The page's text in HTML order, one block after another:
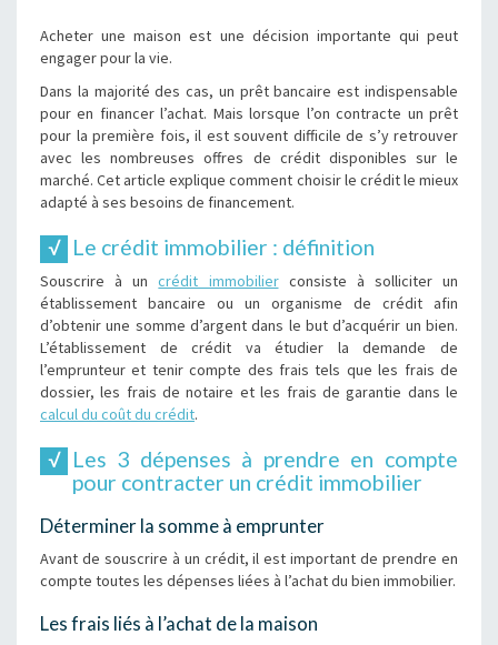
Acheter une maison est une décision importante qui peut
engager pour la vie.
Dans la majorité des cas, un prêt bancaire est indispensable
pour en financer l’achat. Mais lorsque l’on contracte un prêt
pour la première fois, il est souvent difficile de s’y retrouver
avec les nombreuses offres de crédit disponibles sur le
marché. Cet article explique comment choisir le crédit le mieux
adapté à ses besoins de financement.
Le crédit immobilier : définition
Souscrire à uncrédit immobilierconsiste à solliciter un
établissement bancaire ou un organisme de crédit afin
d’obtenir une somme d’argent dans le but d’acquérir un bien.
L’établissement de crédit va étudier la demande de
l’emprunteur et tenir compte des frais tels que les frais de
dossier, les frais de notaire et les frais de garantie dans le
calcul du coût du crédit.
Les 3 dépenses à prendre en compte
pour contracter un crédit immobilier
Déterminer la somme à emprunter
Avant de souscrire à un crédit, il est important de prendre en
compte toutes les dépenses liées à l’achat du bien immobilier.
Les frais liés à l’achat de la maison